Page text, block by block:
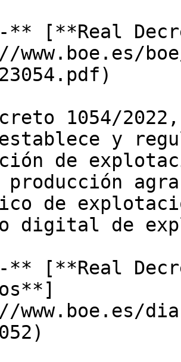
** [**Real
1054/
y
de
de
digital de
** [**Real